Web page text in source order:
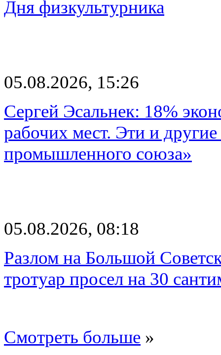
Дня физкультурника
05.08.2026, 15:26
Сергей Эсальнек: 18%
рабочих мест. Эти и
промышленного союза»
05.08.2026, 08:18
Разлом на Большой
тротуар просел на 30
Смотреть больше »